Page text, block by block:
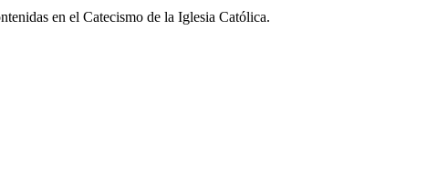
en el Catecismo de la Iglesia Católica.